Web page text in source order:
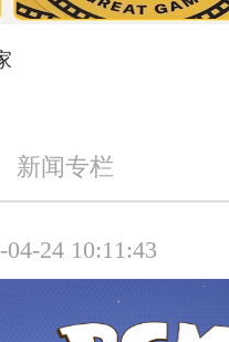
新闻专栏
04-24 10:11:43